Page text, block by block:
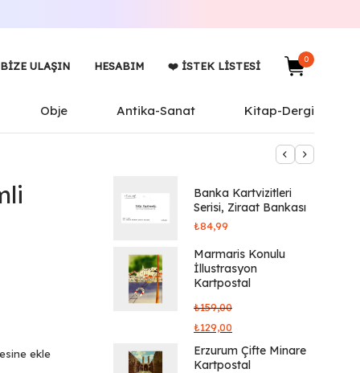
BIZE ULAŞIN HESABIM ❤️ İSTEK LISTESI
0
Obje Antika-Sanat Kitap-Dergi
ekle
Banka Kartvizitleri
Serisi, Ziraat Bankası
₺84,99
Marmaris Konulu
İllustrasyon
Kartpostal
₺159,00
₺129,00
Erzurum Çifte Minare
Kartpostal